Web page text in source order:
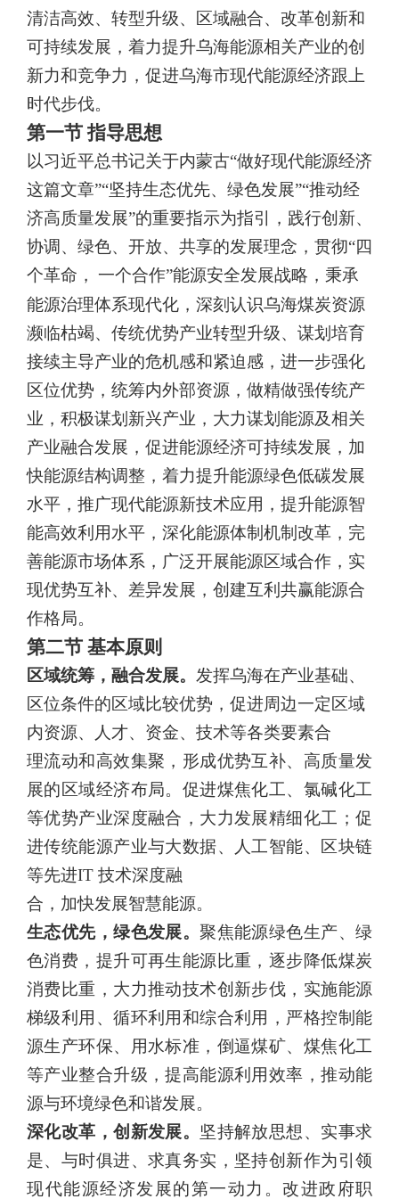
清洁高效、转型升级、区域融合、改革创新和
可持续发展，着力提升乌海能源相关产业的创
新力和竞争力，促进乌海市现代能源经济跟上
时代步伐。
第一节 指导思想
以习近平总书记关于内蒙古“做好现代能源经济
这篇文章”“坚持生态优先、绿色发展”“推动经
济高质量发展”的重要指示为指引， 践行创新、
协调、绿色、开放、共享的发展理念，贯彻“四
个革命， 一个合作”能源安全发展战略，秉承
能源治理体系现代化，深刻认识乌海煤炭资源
濒临枯竭、传统优势产业转型升级、谋划培育
接续主导产业的危机感和紧迫感，进一步强化
区位优势，统筹内外部资源，做精做强传统产
业，积极谋划新兴产业，大力谋划能源及相关
产业融合发展，促进能源经济可持续发展，加
快能源结构调整，着力提升能源绿色低碳发展
水平，推广现代能源新技术应用，提升能源智
能高效利用水平，深化能源体制机制改革，完
善能源市场体系，广泛开展能源 区域合作，实
现优势互补、差异发展，创建互利共赢能源合
作格局。
第二节 基本原则
区域统筹，融合发展。 发挥乌海在产业基础、
区位条件的区域比较优势，促进周边一定区域
内资源、人才、资金、技术等各类要素合
理流动和高效集聚，形成优势互补、高质量发
展的区域经济布局。促进煤焦化工、氯碱化工
等优势产业深度融合，大力发展精细化工；促
进传统能源产业与大数据、人工智能、区块链
等先进IT 技术深度融
合，加快发展智慧能源。
生态优先，绿色发展。聚焦能源绿色生产、绿
色消费，提升可再生能源比重，逐步降低煤炭
消费比重，大力推动技术创新步伐，实施能源
梯级利用、循环利用和综合利用，严格控制能
源生产环保、用水标准，倒逼煤矿、煤焦化工
等产业整合升级，提高能源利用效率，推动能
源与环境绿色和谐发展。
深化改革，创新发展。 坚持解放思想、实事求
是、与时俱进、求真务实，坚持创新作为引领
现代能源经济发展的第一动力。改进政府职